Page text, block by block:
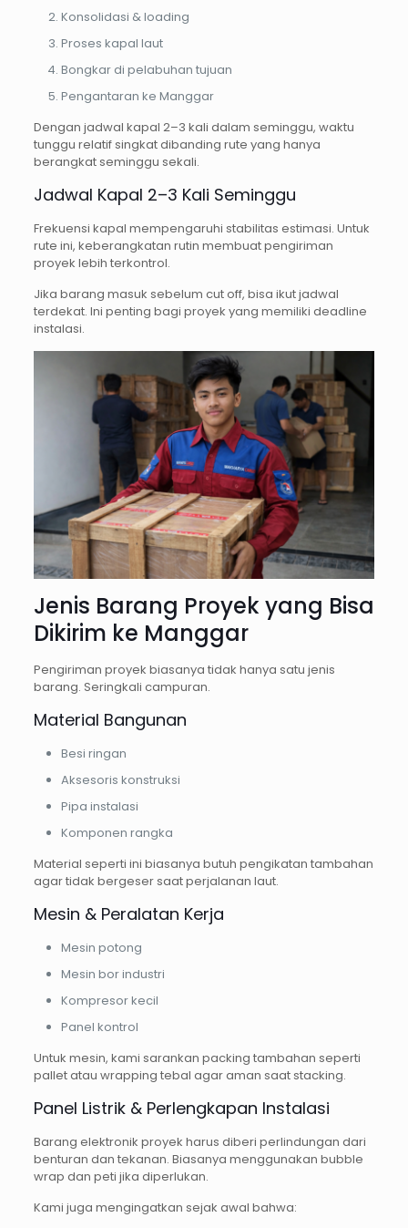
Konsolidasi & loading
Proses kapal laut
Bongkar di pelabuhan tujuan
Pengantaran ke Manggar
Dengan jadwal kapal 2–3 kali dalam seminggu, waktu
tunggu relatif singkat dibanding rute yang hanya
berangkat seminggu sekali.
Jadwal Kapal 2–3 Kali Seminggu
Frekuensi kapal mempengaruhi stabilitas estimasi. Untuk
rute ini, keberangkatan rutin membuat pengiriman
proyek lebih terkontrol.
Jika barang masuk sebelum cut off, bisa ikut jadwal
terdekat. Ini penting bagi proyek yang memiliki deadline
instalasi.
Jenis Barang Proyek yang Bisa
Dikirim ke Manggar
Pengiriman proyek biasanya tidak hanya satu jenis
barang. Seringkali campuran.
Material Bangunan
Besi ringan
Aksesoris konstruksi
Pipa instalasi
Komponen rangka
Material seperti ini biasanya butuh pengikatan tambahan
agar tidak bergeser saat perjalanan laut.
Mesin & Peralatan Kerja
Mesin potong
Mesin bor industri
Kompresor kecil
Panel kontrol
Untuk mesin, kami sarankan packing tambahan seperti
pallet atau wrapping tebal agar aman saat stacking.
Panel Listrik & Perlengkapan Instalasi
Barang elektronik proyek harus diberi perlindungan dari
benturan dan tekanan. Biasanya menggunakan bubble
wrap dan peti jika diperlukan.
Kami juga mengingatkan sejak awal bahwa: